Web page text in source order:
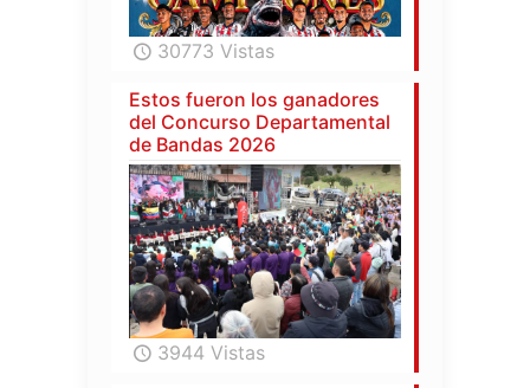
30773 Vistas
Estos fueron los ganadores
del Concurso Departamental
de Bandas 2026
3944 Vistas